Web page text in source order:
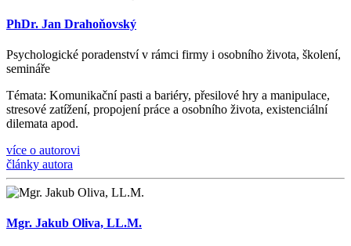
PhDr. Jan Drahoňovský
Psychologické poradenství v rámci firmy i osobního života, školení,
semináře
Témata: Komunikačnípasti a bariéry, přesilové hry a manipulace,
stresové zatížení, propojenípráce a osobního života, existenciální
dilemata apod.
více o autorovi
články autora
Mgr. Jakub Oliva, LL.M.